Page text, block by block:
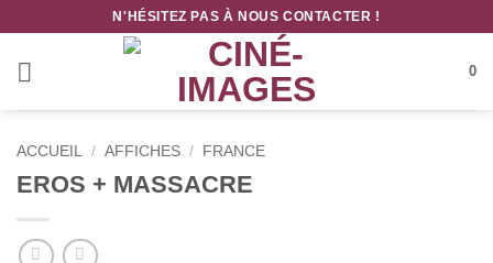
contenu
N'HÉSITEZ PAS À NOUS CONTACTER !
0
ACCUEIL / AFFICHES / FRANCE
EROS + MASSACRE